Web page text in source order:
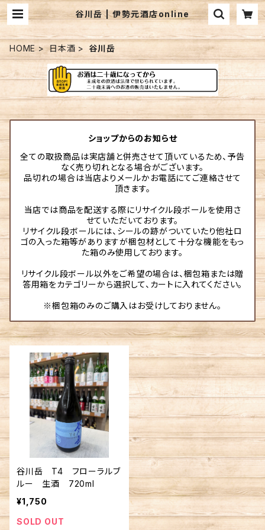
谷川岳 | 伊勢元酒店online
HOME 日本酒 谷川岳
ショップからのお知らせ
全ての取扱商品は実店舗と併売させて頂いているため、予告
なく売り切れとなる場合がございます。
品切れの場合は当店よりメールかお電話にてご連絡させて
頂きます。
当店では商品を配送する際にリサイクル段ボールを使用さ
せていただいております。
リサイクル段ボールには、シールの跡がついていたり他社ロ
ゴの入った箱等がありますが梱包材として十分な機能をもっ
た箱のみ使用しております。
リサイクル段ボール以外をご希望の場合は、梱包箱または贈
答用箱をカテゴリーから選択して、カートに入れてください。
※梱包箱のみのご購入はお受けしておりません。
谷川岳 T4 フローラルブ
ルー 生酒 720ml
¥1,750
SOLD OUT